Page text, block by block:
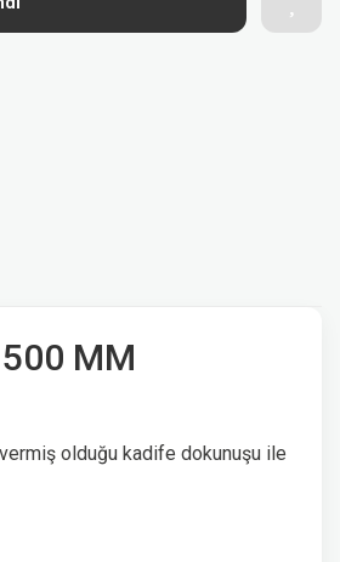
MM
olduğu kadife dokunuşu ile